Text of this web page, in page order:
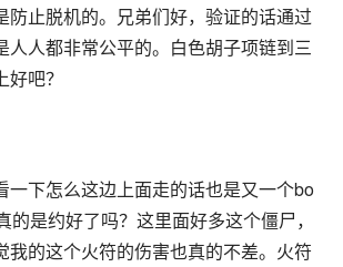
防止脱机的。兄弟们好，验证的话通过
人人都非常公平的。白色胡子项链到三
吧？
下怎么这边上面走的话也是又一个bo
的是约好了吗？这里面好多这个僵尸，
我的这个火符的伤害也真的不差。火符